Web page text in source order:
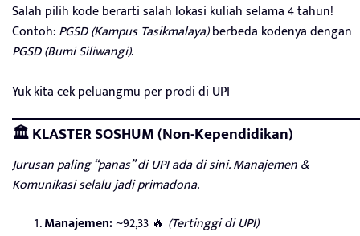
Salah pilih kode berarti salah lokasi kuliah selama 4 tahun!
Contoh:PGSD (Kampus Tasikmalaya)berbeda kodenya dengan
PGSD (Bumi Siliwangi).
Yuk kita cek peluangmu per prodi di UPI
🏛️ KLASTER SOSHUM (Non-Kependidikan)
Jurusan paling “panas” di UPI ada di sini. Manajemen &
Komunikasi selalu jadi primadona.
Manajemen:~92,33 🔥 (Tertinggi di UPI)